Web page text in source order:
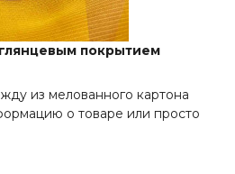
покрытием
из мелованного картона
о товаре или просто